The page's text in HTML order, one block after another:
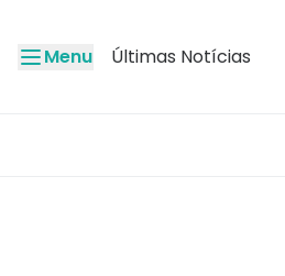
Menu Últimas Notícias